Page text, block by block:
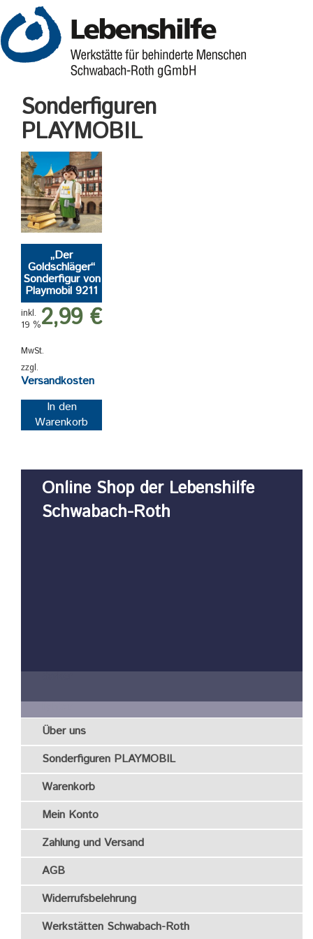
Sonderfiguren
PLAYMOBIL
„Der
Goldschläger“
Sonderfigur von
Playmobil 9211
2,99€
inkl.
19 %
MwSt.
zzgl.
Versandkosten
In den
Warenkorb
Online Shop der Lebenshilfe
Schwabach-Roth
darker
lighter
Über uns
Sonderfiguren PLAYMOBIL
Warenkorb
Mein Konto
Zahlung und Versand
AGB
Widerrufsbelehrung
Werkstätten Schwabach-Roth